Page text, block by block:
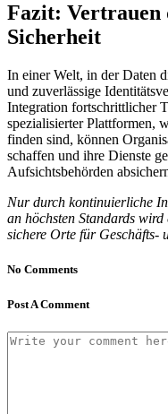
Fazit: Vertrauen
Sicherheit
In einer Welt, in der Daten
und zuverlässige
Integration fortschrittlicher
spezialisierter Plattformen,
finden sind, können
schaffen und ihre Dienste
Aufsichtsbehörden
Nur durch kontinuierliche
an höchsten Standards
sichere Orte für Geschäfts-
No Comments
Post A Comment